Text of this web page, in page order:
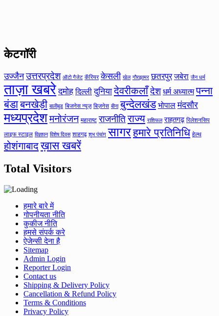
केटगॉरी
उज्जैन उत्तरप्रदेश ऑटो गैजेट कॅरियर केसली खेल गौरझामर छतरपुर जबेरा जैन धर्म
ताज़ा खबरे दमोह दिल्ली दुनिया देवरीकलाँदेश धर्म अध्यात्म पन्ना
बंडाबनखेड़ी बालीबुड बिजनेस न्यूज़ बिज़नेस बीना बुन्देलखंड भोपाल मंदसौर
मध्यप्रदेशमनोरंजन महाराष्ट राजनीतिराज्य राशिफल राहतगढ़ रिलेशनसिप
लाइफ स्टाइल विज्ञापन विशेष दिवस शाहगढ़ शुभ पंचांग सागरहमारे प्रतिनिधि हेल्थ
होशंगाबादख़ास खबरें
Total Visitors
हमारे बारे में
गोपनीयता नीति
कुकीज नीति
हमसे संपर्क करे
ऐजेन्सी देना है
Sitemap
Admin Login
Reporter Login
Contact us
Shipping & Delivery Policy
Cancellation & Refund Policy
Terms & Conditions
Privacy Policy